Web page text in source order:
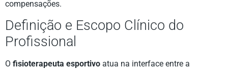
compensações.
Definição e Escopo Clínico do
Profissional
O fisioterapeuta esportivo atua na interface entre a